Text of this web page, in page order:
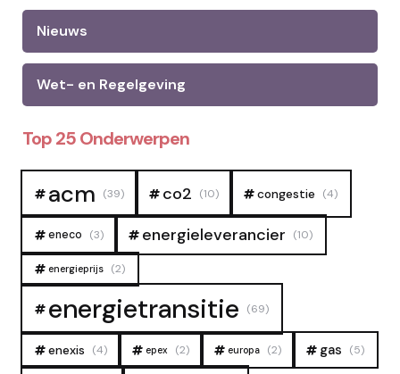
Nieuws
Wet- en Regelgeving
Top 25 Onderwerpen
acm (39) co2 (10) congestie (4)
eneco (3) energieleverancier (10)
energieprijs (2)
energietransitie (69)
enexis (4) epex (2) europa (2) gas (5)